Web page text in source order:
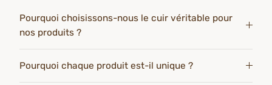
Pourquoi choisissons-nous le cuir véritable pour
nos produits ?
Pourquoi chaque produit est-il unique ?